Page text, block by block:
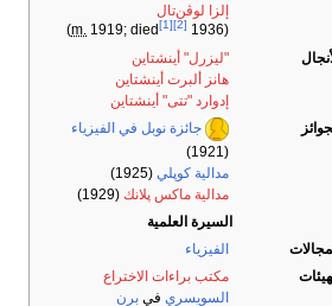
إلزا لوڤن‌تال
(
m. 1919; died [1] [2] 1936)
"ليزرل" أينشتاين
هانز ألبرت أينشتاين
إدوارد "تتى" أينشتاين
جائزة نوبل في الفيزياء
(1921)
مدالية كوپلي (1925)
مدالية ماكس پلانك (1929)
السيرة العلمية
الفيزياء
مكتب براءات الاختراع
السويسري في برن